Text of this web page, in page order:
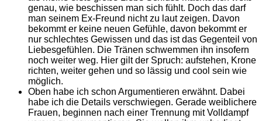
genau, wie beschissen man sich fühlt. Doch das darf
man seinem Ex-Freund nicht zu laut zeigen. Davon
bekommt er keine neuen Gefühle, davon bekommt er
nur schlechtes Gewissen und das ist das Gegenteil von
Liebesgefühlen. Die Tränen schwemmen ihn insofern
noch weiter weg. Hier gilt der Spruch: aufstehen, Krone
richten, weiter gehen und so lässig und cool sein wie
möglich.
Oben habe ich schon Argumentieren erwähnt. Dabei
habe ich die Details verschwiegen. Gerade weiblichere
Frauen, beginnen nach einer Trennung mit Volldampf